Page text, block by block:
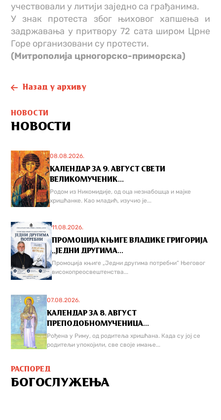
учествовали у литији заједно са грађанима.
У знак протеста због њиховог хапшења и
задржавања у притвору 72 сата широм Црне
Горе организовани су протести.
(Митрополија црногорско-приморска)
Назад у архиву
НОВОСТИ
НОВОСТИ
08.08.2026.
КАЛЕНДАР ЗА 9. АВГУСТ СВЕТИ
ВЕЛИКОМУЧЕНИК...
Родом из Никомидије, од оца незнабошца и мајке
хришћанке. Као младић, изучио је...
11.08.2026.
ПРОМОЦИЈА КЊИГЕ ВЛАДИКЕ ГРИГОРИЈА
,,ЈЕДНИ ДРУГИМА...
Промоција књиге „Једни другима потребни“ Његовог
високопреосвештенства...
07.08.2026.
КАЛЕНДАР ЗА 8. АВГУСТ
ПРЕПОДОБНОМУЧЕНИЦА...
Рођена у Риму, од родитеља хришћана. Када су јој се
родитељи упокојили, све своје имање...
РАСПОРЕД
БОГОСЛУЖЕЊА